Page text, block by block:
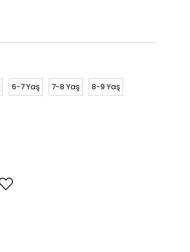
6-7 Yaş 7-8 Yaş
8-9 Yaş